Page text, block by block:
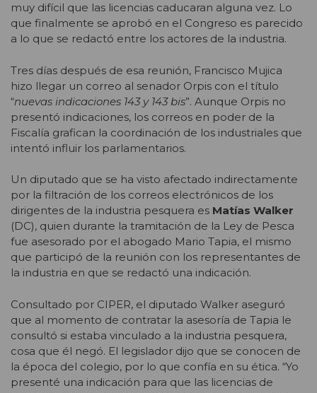
muy difícil que las licencias caducaran alguna vez. Lo
que finalmente se aprobó en el Congreso es parecido
a lo que se redactó entre los actores de la industria.
Tres días después de esa reunión, Francisco Mujica
hizo llegar un correo al senador Orpis con el título
“nuevas indicaciones 143 y 143 bis”. Aunque Orpis no
presentó indicaciones, los correos en poder de la
Fiscalía grafican la coordinación de los industriales que
intentó influir los parlamentarios.
Un diputado que se ha visto afectado indirectamente
por la filtración de los correos electrónicos de los
dirigentes de la industria pesquera es Matías Walker
(DC), quien durante la tramitación de la Ley de Pesca
fue asesorado por el abogado Mario Tapia, el mismo
que participó de la reunión con los representantes de
la industria en que se redactó una indicación.
Consultado por CIPER, el diputado Walker aseguró
que al momento de contratar la asesoría de Tapia le
consultó si estaba vinculado a la industria pesquera,
cosa que él negó. El legislador dijo que se conocen de
la época del colegio, por lo que confía en su ética. “Yo
presenté una indicación para que las licencias de